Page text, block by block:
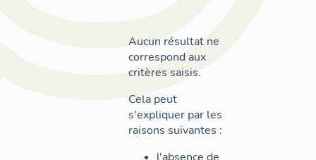
Aucun résultat ne
correspond aux
critères saisis.
Cela peut
s'expliquer par les
raisons suivantes :